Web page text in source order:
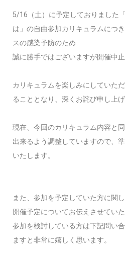
5/16（土）に予定しておりました
は」の自由参加カリキュラムにつ
スの感染予防のため
誠に勝手ではございますが開催中
カリキュラムを楽しみにしていた
ることとなり、深くお詫び申し上げ
現在、今回のカリキュラム内容と
出来るよう調整していますので、
いたします。
また、参加を予定していた方に関
開催予定についてお伝えさせていた
参加を検討している方は下記問い
ますと非常に嬉しく思います。